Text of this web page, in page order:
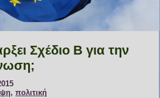
Σχέδιο Β για την
,πολιτική